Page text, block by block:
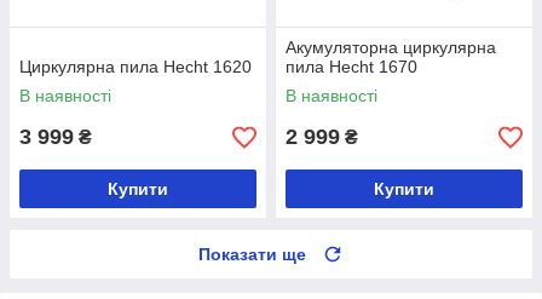
Циркулярна пила Hecht 1620
В наявності
3 999 ₴
Купити
Акумуляторна циркулярна
пила Hecht 1670
В наявності
2 999 ₴
Купити
Показати ще